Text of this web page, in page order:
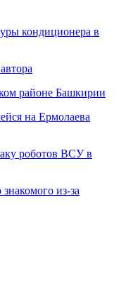
кондиционера в
районе Башкирии
на Ермолаева
роботов ВСУ в
из-за